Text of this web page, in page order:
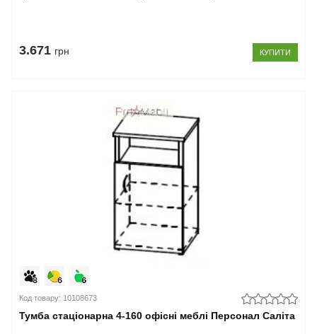
3.671 грн КУПИТИ
Код товару: 10108673
Тумба стаціонарна 4-160 офісні меблі Персонал Саліта